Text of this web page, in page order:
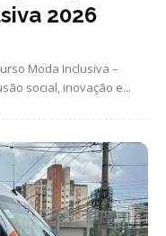
2026
Moda Inclusiva –
social, inovação e...